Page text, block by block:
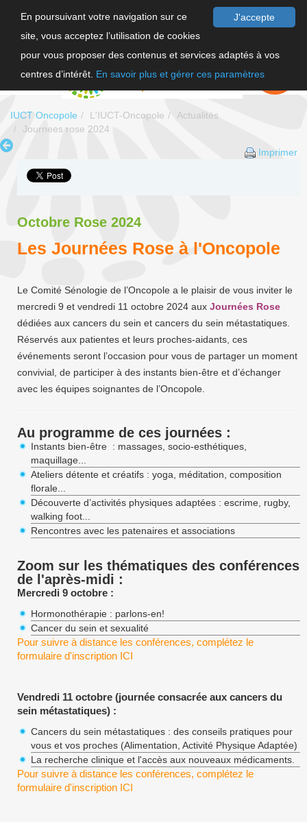
J'accepte
En poursuivant votre navigation sur ce
site, vous acceptez l’utilisation de cookies
pour vous proposer des contenus et services adaptés à vos
centres d’intérêt. En savoir plus et gérer ces paramètres
FAIRE UN
DON
IUCT Oncopole L'IUCT-Oncopole
Actualités
Journees rose 2024
Imprimer
Octobre Rose 2024
Les Journées Rose à l'Oncopole
Le Comité Sénologie de l’Oncopole a le plaisir de vous inviter le
mercredi 9 et vendredi 11 octobre 2024 aux Journées Rose
dédiées aux cancers du sein et cancers du sein métastatiques.
Réservés aux patientes et leurs proches-aidants, ces
événements seront l’occasion pour vous de partager un moment
convivial, de participer à des instants bien-être et d’échanger
avec les équipes soignantes de l’Oncopole.
Au programme de ces journées :
Instants bien-être : massages, socio-esthétiques,
maquillage...
Ateliers détente et créatifs : yoga, méditation, composition
florale...
Découverte d’activités physiques adaptées : escrime, rugby,
walking foot...
Rencontres avec les patenaires et associations
Zoom sur les thématiques des conférences
de l'après-midi :
Mercredi 9 octobre :
Hormonothérapie : parlons-en!
Cancer du sein et sexualité
Pour suivre à distance les conférences, complétez le
formulaire d'inscription ICI
Vendredi 11 octobre (journée consacrée aux cancers du
sein métastatiques) :
Cancers du sein métastatiques : des conseils pratiques pour
vous et vos proches (Alimentation, Activité Physique Adaptée)
La recherche clinique et l'accès aux nouveaux médicaments.
Pour suivre à distance les conférences, complétez le
formulaire d'inscription ICI